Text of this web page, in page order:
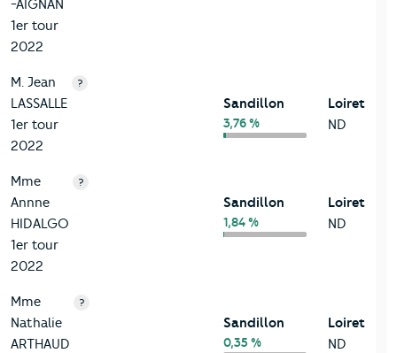
-AIGNAN
1er tour
2022
M. Jean
LASSALLE
1er tour
2022
?
Sandillon
3,76 %
Loiret
ND
Mme
Annne
HIDALGO
1er tour
2022
?
Sandillon
1,84 %
Loiret
ND
Mme
Nathalie
ARTHAUD
?
Sandillon
0,35 %
Loiret
ND